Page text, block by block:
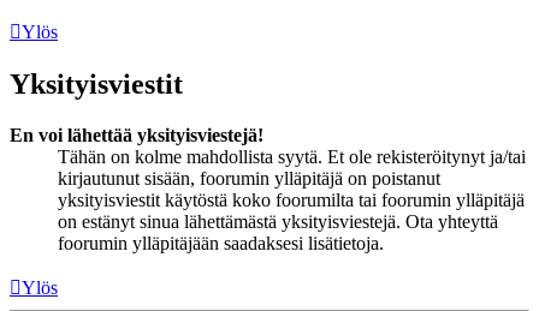
Ylös
Yksityisviestit
En voi lähettää yksityisviestejä!
Tähän on kolme mahdollista syytä. Et ole rekisteröitynyt ja/tai
kirjautunut sisään, foorumin ylläpitäjä on poistanut
yksityisviestit käytöstä koko foorumilta tai foorumin ylläpitäjä
on estänyt sinua lähettämästä yksityisviestejä. Ota yhteyttä
foorumin ylläpitäjään saadaksesi lisätietoja.
Ylös